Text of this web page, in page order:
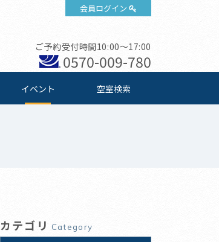
会員ログイン
ご予約受付時間10:00～17:00
0570-009-780
イベント 空室検索
カテゴリ Category